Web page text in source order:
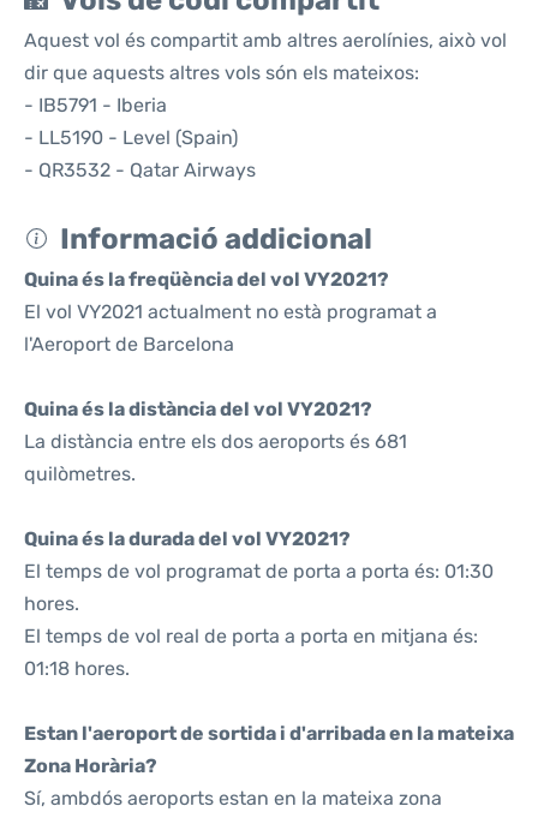
Aquest vol és compartit amb altres aerolínies, això vol
dir que aquests altres vols són els mateixos:
- IB5791 - Iberia
- LL5190 - Level (Spain)
- QR3532 - Qatar Airways
Informació addicional
Quina és la freqüència del vol VY2021?
El vol VY2021 actualment no està programat a
l'Aeroport de Barcelona
Quina és la distància del vol VY2021?
La distància entre els dos aeroports és 681
quilòmetres.
Quina és la durada del vol VY2021?
El temps de vol programat de porta a porta és: 01:30
hores.
El temps de vol real de porta a porta en mitjana és:
01:18 hores.
Estan l'aeroport de sortida i d'arribada en la mateixa
Zona Horària?
Sí, ambdós aeroports estan en la mateixa zona